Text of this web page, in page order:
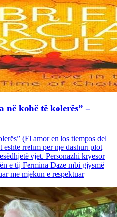
në kohë të kolerës” –
(El amor en los tiempos del
rrëfim për një dashuri plot
vjet. Personazhi kryesor
e tij Fermina Daze mbi gjysmë
me mjekun e respektuar